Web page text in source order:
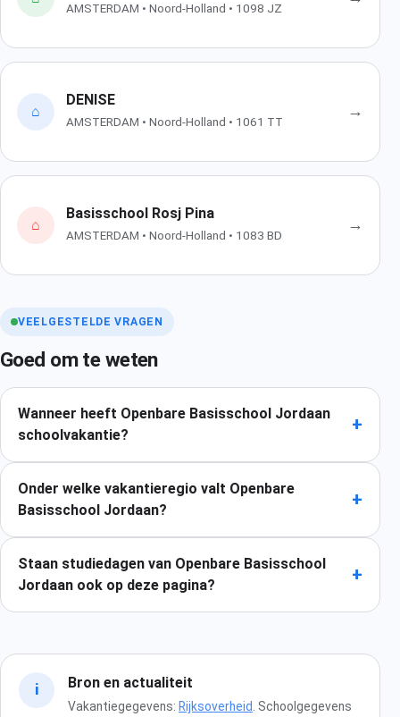
AMSTERDAM • Noord-Holland • 1098 JZ
⌂
DENISE
AMSTERDAM • Noord-Holland • 1061 TT
→
⌂
Basisschool Rosj Pina
AMSTERDAM • Noord-Holland • 1083 BD
→
VEELGESTELDE VRAGEN
Goed om te weten
Wanneer heeft Openbare Basisschool Jordaan
schoolvakantie?
+
Onder welke vakantieregio valt Openbare
Basisschool Jordaan?
+
Staan studiedagen van Openbare Basisschool
Jordaan ook op deze pagina?
+
i Bron en actualiteit
Vakantiegegevens: Rijksoverheid . Schoolgegevens